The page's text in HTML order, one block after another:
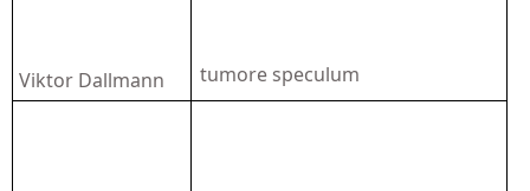
Viktor Dallmann tumore speculum